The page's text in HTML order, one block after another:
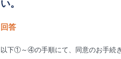
い。
回答
以下①～④の手順にて、同意のお手続